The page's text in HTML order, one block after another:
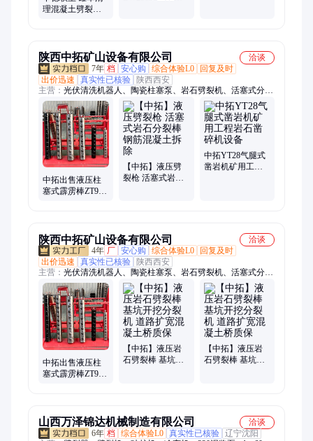
理混凝土劈裂机
陕西中拓矿山设备有限公司
洽谈
7年 档 安心购 综合体验L0
回复及时
出价迅速
真实性已核验
陕西西安
主营： 光伏清洗机器人、陶瓷柱塞泵、岩石劈裂机、活塞式分裂
棒、潜孔钻机、洗车台、张拉千斤顶、锚具
中拓出售液压柱
塞式霹雳棒ZT90
【中拓】液压劈
裂枪 活塞式岩石
中拓YT28气腿式
凿岩机矿用工程
陕西中拓矿山设备有限公司
洽谈
4年 厂 安心购 综合体验L0
回复及时
出价迅速
真实性已核验
陕西西安
主营： 光伏清洗机器人、陶瓷柱塞泵、岩石劈裂机、活塞式分裂
棒、潜孔钻机、洗车台、张拉千斤顶
中拓出售液压柱
塞式霹雳棒ZT90
【中拓】液压岩
石劈裂棒 基坑开
【中拓】液压岩
石劈裂棒 基坑开
山西万泽锦达机械制造有限公司
洽谈
6年 档 综合体验L0 真实性已核验 辽宁沈阳